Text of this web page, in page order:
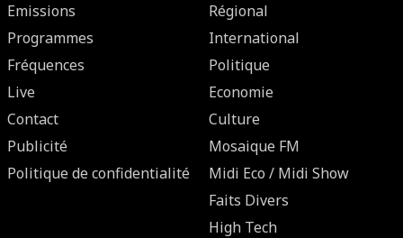
Emissions
Programmes
Fréquences
Live
Contact
Publicité
Politique de confidentialité
Régional
International
Politique
Economie
Culture
Mosaique FM
Midi Eco / Midi Show
Faits Divers
High Tech